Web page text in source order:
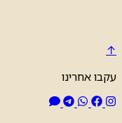
↑
עקבו אחרינו